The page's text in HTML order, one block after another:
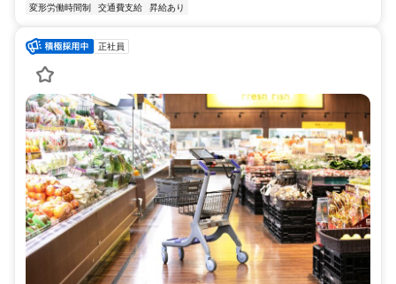
変形労働時間制 交通費支給 昇給あり
正社員